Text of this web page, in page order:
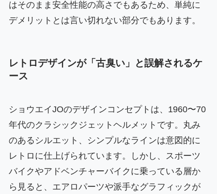
はそのまま安全性能の高さでもあるため、単純に
デメリットとは言い切れない部分でもあります。
レトロデザインが「古臭い」と誤解されるケ
ース
ショウエイJOのデザインコンセプトは、1960〜70
年代のクラシックジェットヘルメットです。丸み
のあるシルエット、シンプルなラインは意図的に
レトロに仕上げられています。しかし、スポーツ
バイクやアドベンチャーバイクに乗っている層か
ら見ると、エアロパーツや派手なグラフィックが